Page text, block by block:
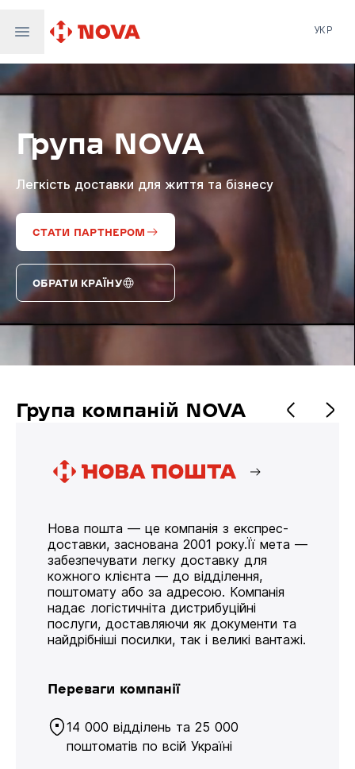
Nova Global
Nova Digital
Supernova Airlines
УКР
Група NOVA
Легкість доставки для життя та бізнесу
СТАТИ ПАРТНЕРОМ
ОБРАТИ КРАЇНУ
Група компаній NOVA
Нова пошта — це компанія з експрес-
доставки, заснована 2001 року.Її мета —
забезпечувати легку доставку для
кожного клієнта — до відділення,
поштомату або за адресою. Компанія
надає логістичніта дистрибуційні
послуги, доставляючи як документи та
найдрібніші посилки, так і великі вантажі.
Переваги компанії
14 000 відділень та 25 000
поштоматів по всій Україні